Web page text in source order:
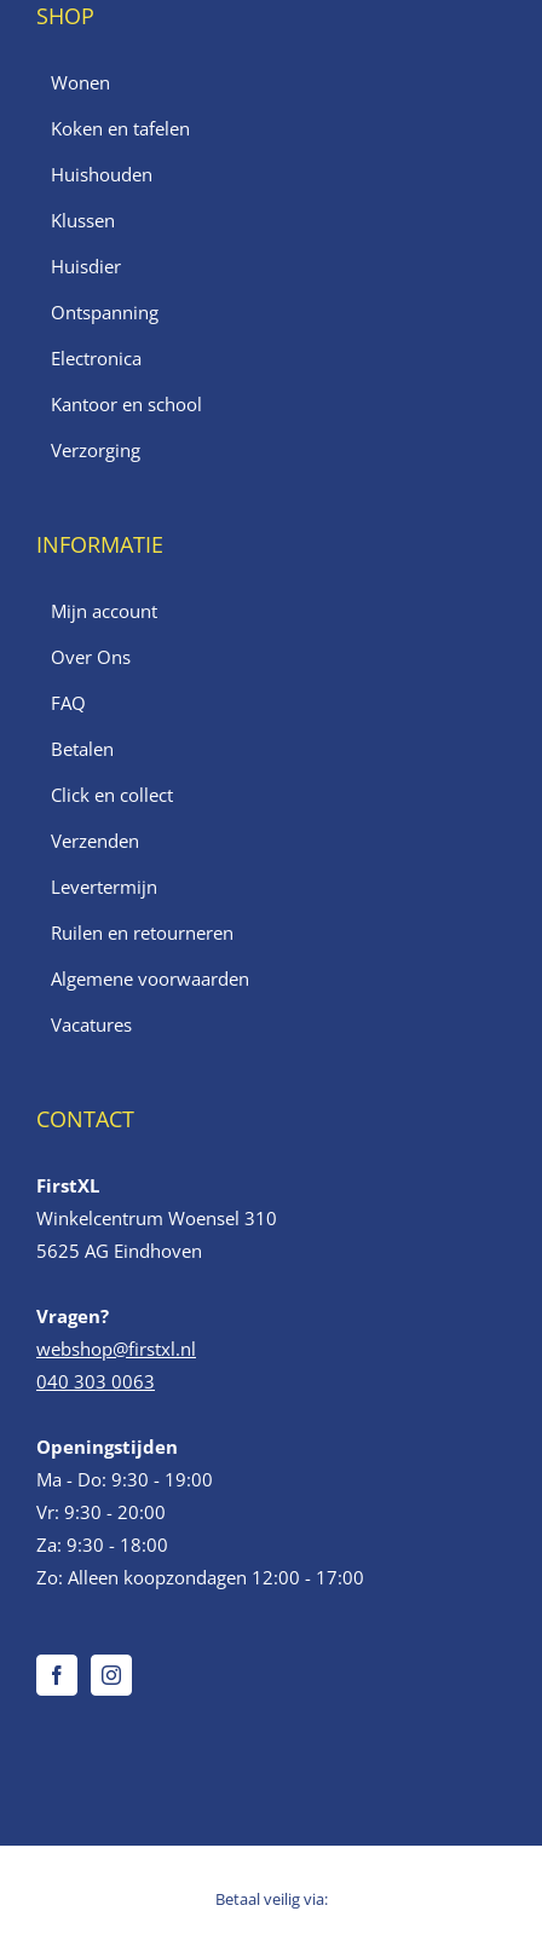
SHOP
Wonen
Koken en tafelen
Huishouden
Klussen
Huisdier
Ontspanning
Electronica
Kantoor en school
Verzorging
INFORMATIE
Mijn account
Over Ons
FAQ
Betalen
Click en collect
Verzenden
Levertermijn
Ruilen en retourneren
Algemene voorwaarden
Vacatures
CONTACT
FirstXL
Winkelcentrum Woensel 310
5625 AG Eindhoven
Vragen?
webshop@firstxl.nl
040 303 0063
Openingstijden
Ma - Do: 9:30 - 19:00
Vr: 9:30 - 20:00
Za: 9:30 - 18:00
Zo: Alleen koopzondagen 12:00 - 17:00
Betaal veilig via: